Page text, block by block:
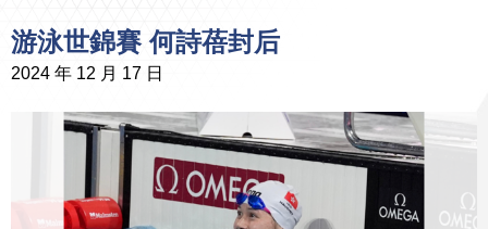
游泳世錦賽 何詩蓓封后
2024 年 12 月 17 日